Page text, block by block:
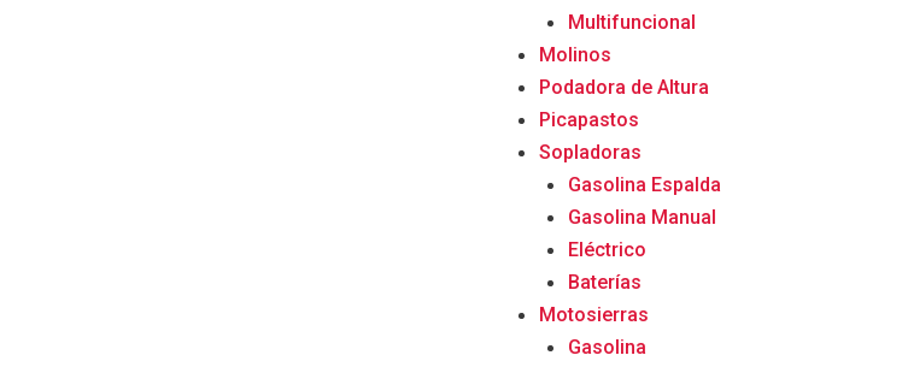
Multifuncional
Molinos
Podadora de Altura
Picapastos
Sopladoras
Gasolina Espalda
Gasolina Manual
Eléctrico
Baterías
Motosierras
Gasolina